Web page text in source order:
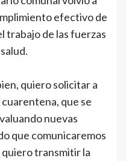
efectivo de
trabajo de las fuerzas
quiero solicitar a
que se
nuevas
que comunicaremos
quiero transmitir la